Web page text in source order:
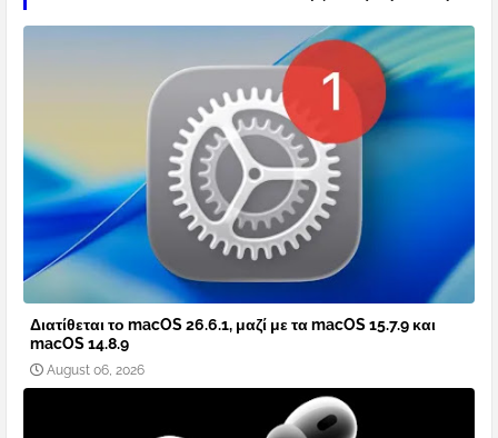
Διατίθεται το macOS 26.6.1, μαζί με τα macOS 15.7.9 και
macOS 14.8.9
August 06, 2026